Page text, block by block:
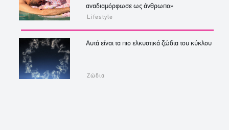
αναδιαμόρφωσε ως άνθρωπο»
Lifestyle
Αυτά είναι τα πιο ελκυστικά ζώδια του κύκλου
Ζώδια